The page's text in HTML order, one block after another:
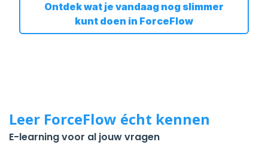
Ontdek wat je vandaag nog slimmer
kunt doen in ForceFlow
Leer ForceFlow écht kennen
E-learning voor al jouw vragen